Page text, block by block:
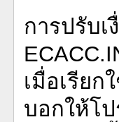
การปรับ
เมื่อเรีย
บอกให้โ